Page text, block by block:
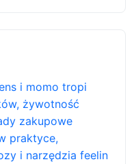
i momo tropi
żywotność
zakupowe
praktyce,
i narzędzia feelin